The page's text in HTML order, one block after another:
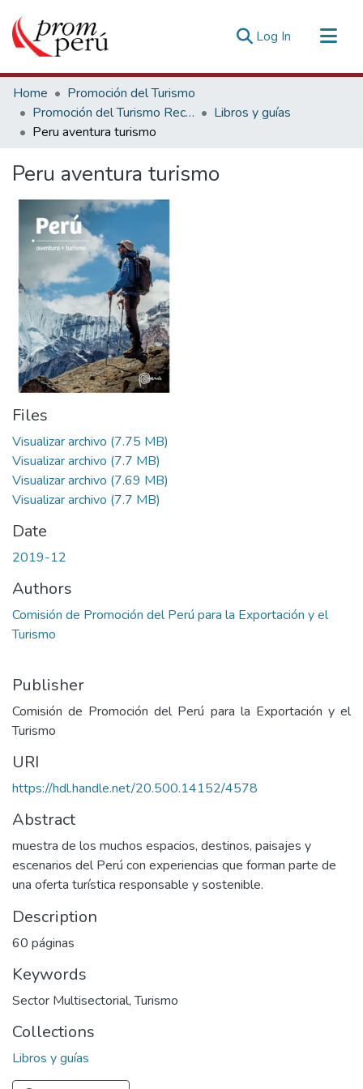
Log In (current)
Communities & Collections
All of DSpace
Statistics
Home
Promoción del Turismo
Promoción del Turismo Receptivo
Libros y guías
Peru aventura turismo
Peru aventura turismo
Files
Visualizar archivo (7.75 MB)
Visualizar archivo (7.7 MB)
Visualizar archivo (7.69 MB)
Visualizar archivo (7.7 MB)
Date
2019-12
Authors
Comisión de Promoción del Perú para la Exportación y el
Turismo
Publisher
Comisión de Promoción del Perú para la Exportación y el
Turismo
URI
https://hdl.handle.net/20.500.14152/4578
Abstract
muestra de los muchos espacios, destinos, paisajes y
escenarios del Perú con experiencias que forman parte de
una oferta turística responsable y sostenible.
Description
60 páginas
Keywords
Sector Multisectorial,Turismo
Collections
Libros y guías